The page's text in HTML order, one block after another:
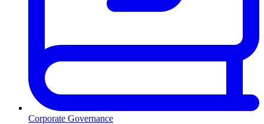
Corporate Governance